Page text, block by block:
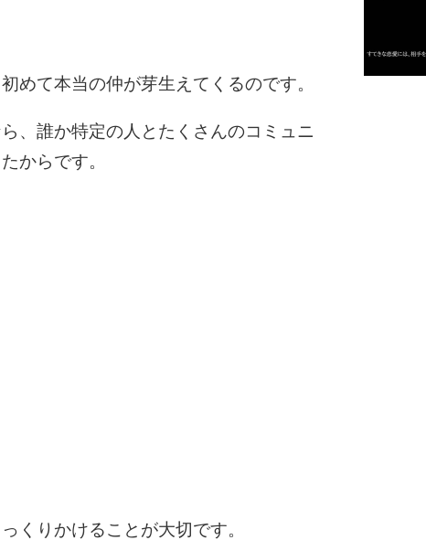
めて本当の仲が芽生えてくるのです。
、誰か特定の人とたくさんのコミュニ
からです。
くりかけることが大切です。
3